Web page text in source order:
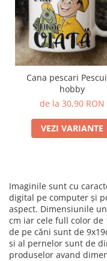
Cana pescari
hobby
de la 30,90 RON
VEZI VARIANTE
Imaginile sunt cu
digital pe computer și
aspect. Dimensiunile
cm iar cele full color
de pe căni sunt de
si al pernelor sunt de
produselor avand